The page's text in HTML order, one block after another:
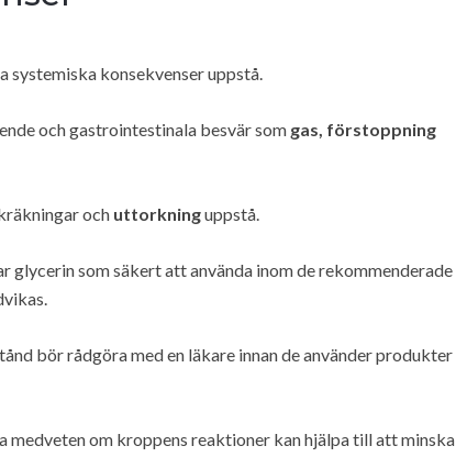
systemiska konsekvenser uppstå.
och gastrointestinala besvär som gas, förstoppning
och uttorkninguppstå.
glycerin som säkert att använda inom de rekommenderade
bör rådgöra med en läkare innan de använder produkter
medveten om kroppens reaktioner kan hjälpa till att minska